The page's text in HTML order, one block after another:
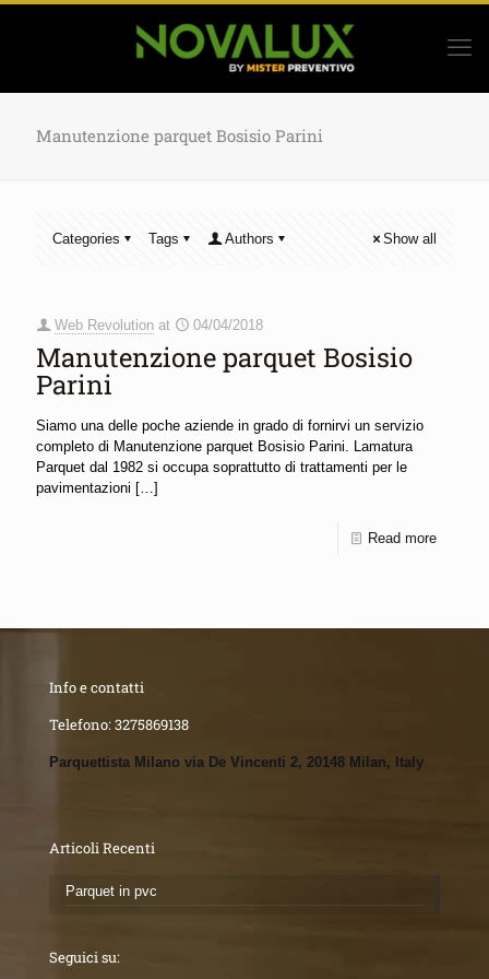
Manutenzione parquet Bosisio Parini
Categories Tags Authors Show all
Web Revolution at 04/04/2018
Manutenzione parquet Bosisio
Parini
Siamo una delle poche aziende in grado di fornirvi un servizio
completo di Manutenzione parquet Bosisio Parini. Lamatura
Parquet dal 1982 si occupa soprattutto di trattamenti per le
pavimentazioni […]
Read more
Info e contatti
Telefono:3275869138
Parquettista Milano via De Vincenti 2, 20148 Milan, Italy
Articoli Recenti
Parquet in pvc
Seguici su: